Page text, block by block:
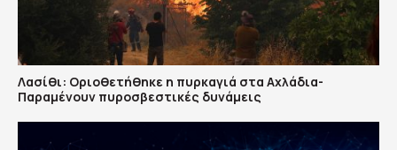
Λασίθι: Οριοθετήθηκε η πυρκαγιά στα Αχλάδια-
Παραμένουν πυροσβεστικές δυνάμεις